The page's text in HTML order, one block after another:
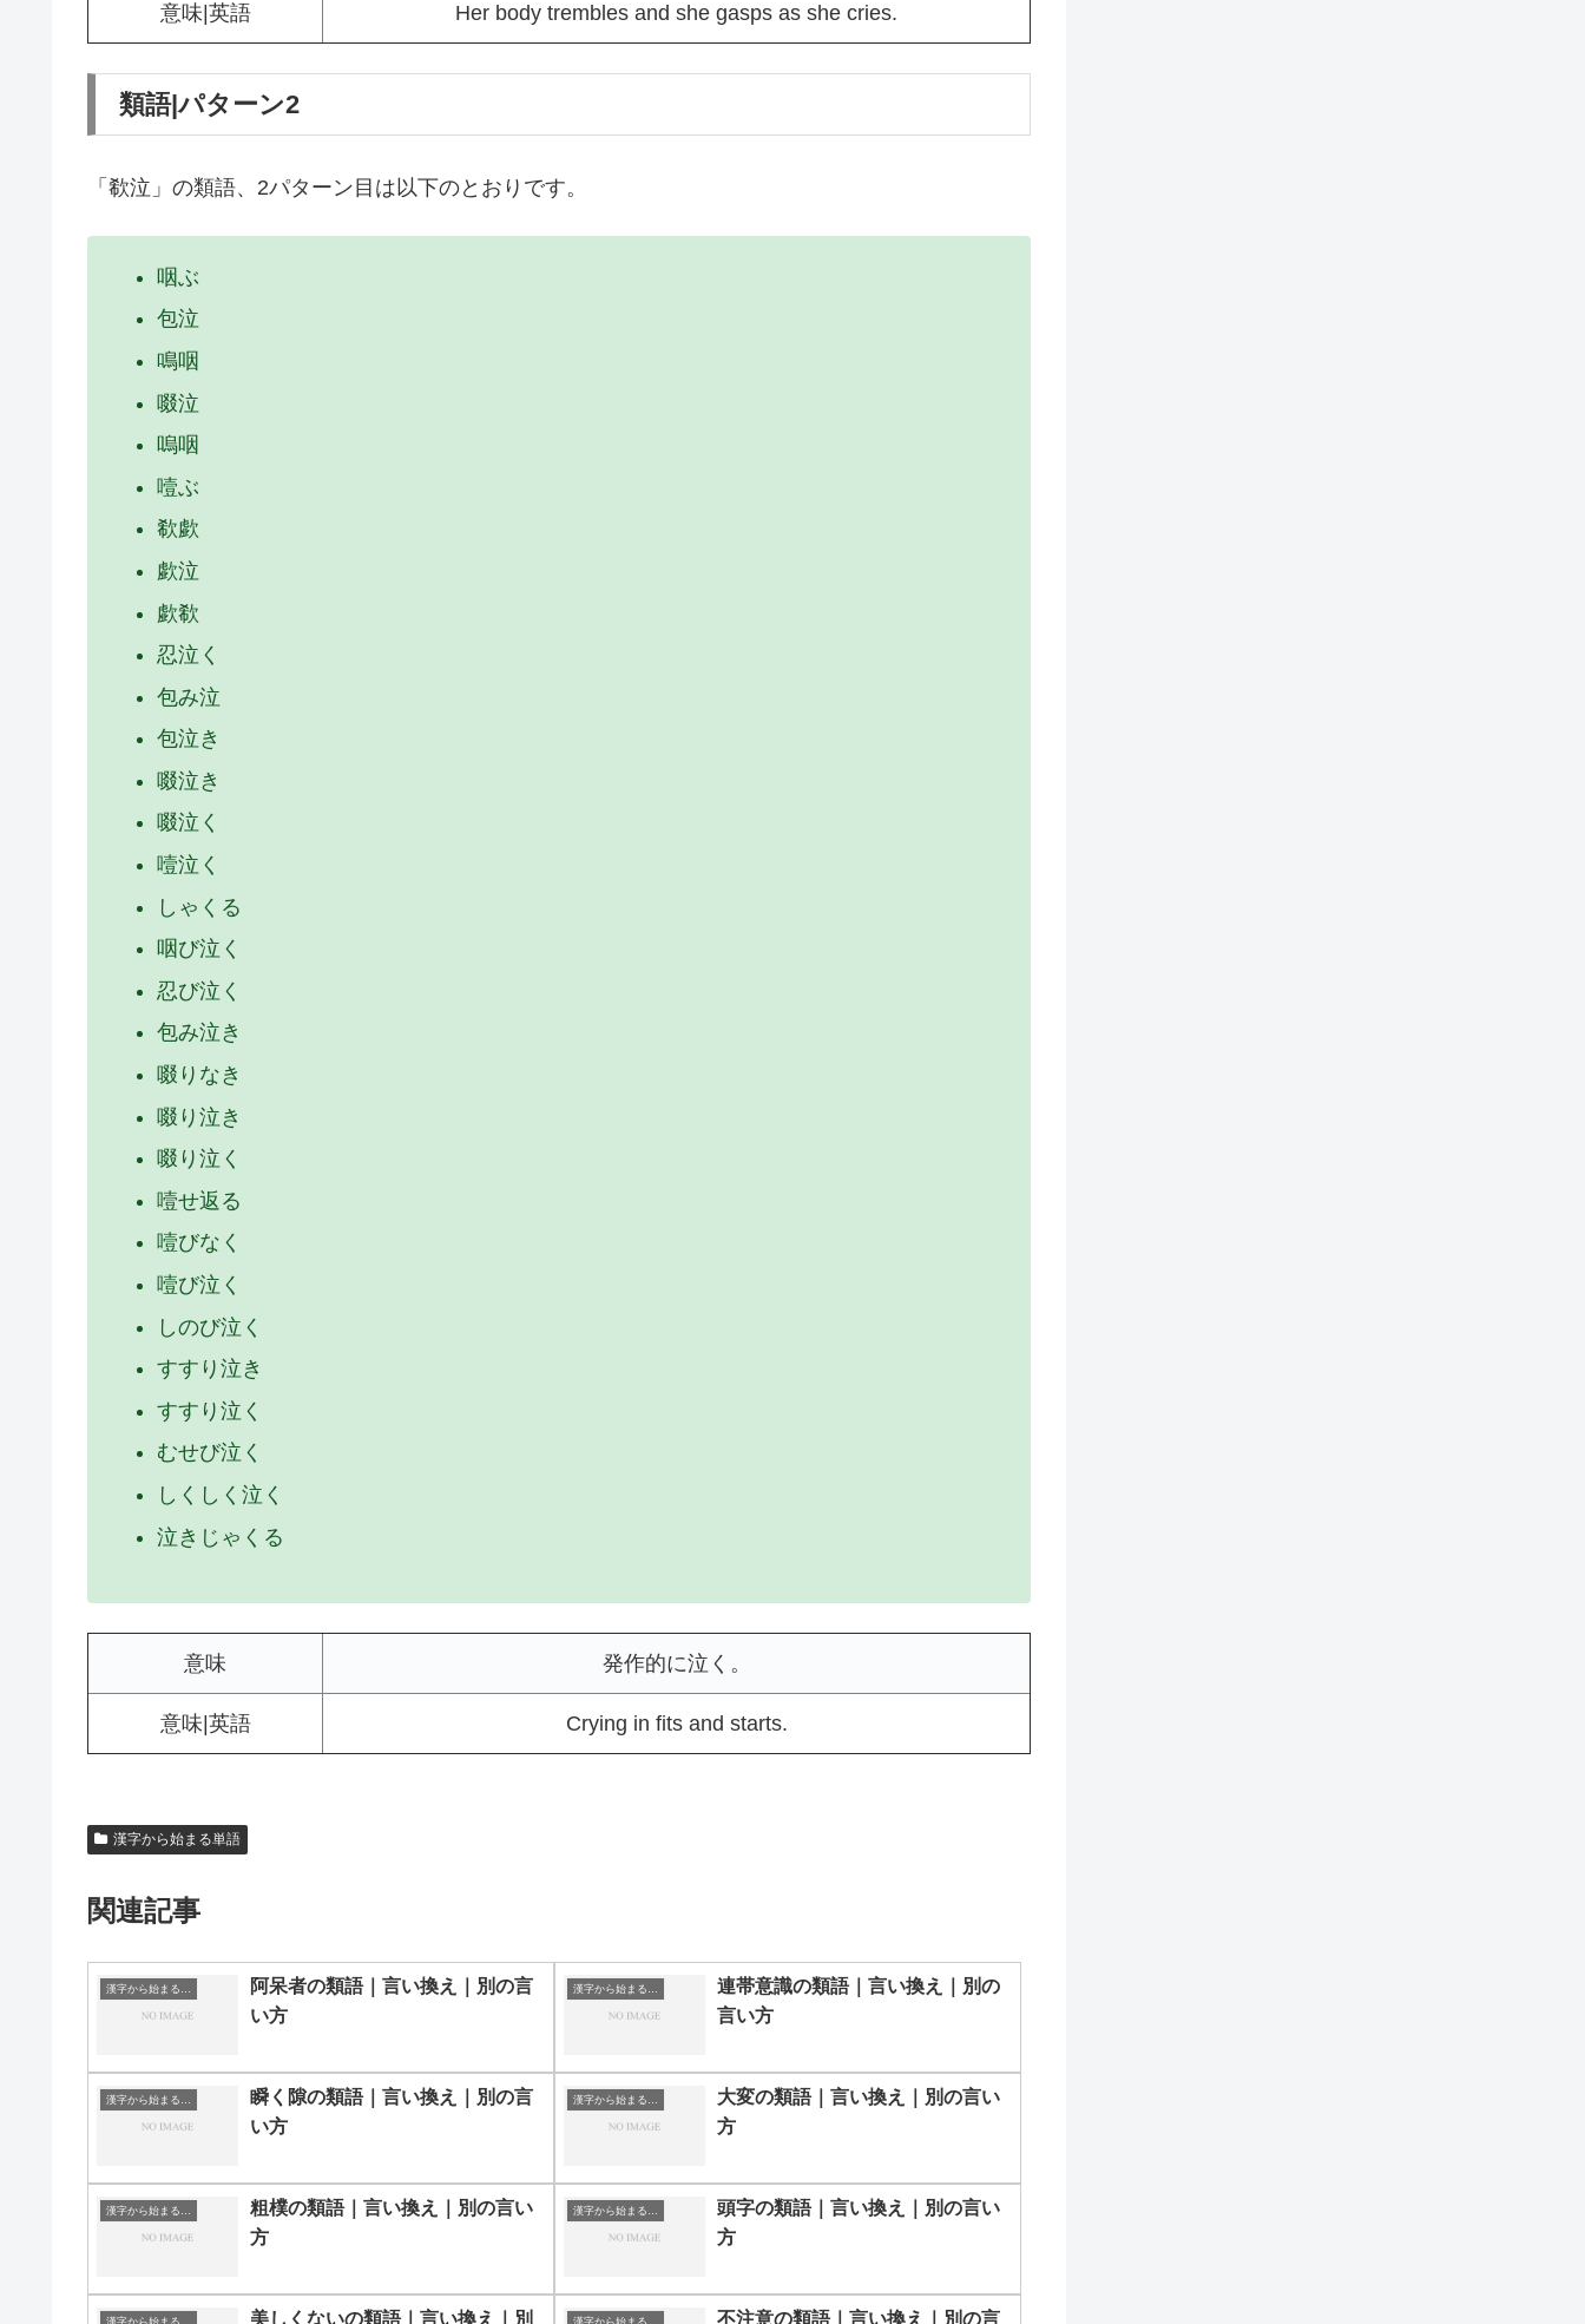
意味|英語 Her body trembles and she gasps as she cries.
類語|パターン2
「欷泣」の類語、2パターン目は以下のとおりです。
咽ぶ
包泣
鳴咽
啜泣
嗚咽
噎ぶ
欷歔
歔泣
歔欷
忍泣く
包み泣
包泣き
啜泣き
啜泣く
噎泣く
しゃくる
咽び泣く
忍び泣く
包み泣き
啜りなき
啜り泣き
啜り泣く
噎せ返る
噎びなく
噎び泣く
しのび泣く
すすり泣き
すすり泣く
むせび泣く
しくしく泣く
泣きじゃくる
意味 発作的に泣く。
意味|英語 Crying in fits and starts.
漢字から始まる単語
関連記事
漢字から始まる単語
阿呆者の類語｜言い換え｜別の言
い方
漢字から始まる単語
連帯意識の類語｜言い換え｜別の
言い方
漢字から始まる単語
瞬く隙の類語｜言い換え｜別の言
い方
漢字から始まる単語
大変の類語｜言い換え｜別の言い
方
漢字から始まる単語
粗樸の類語｜言い換え｜別の言い
方
漢字から始まる単語
頭字の類語｜言い換え｜別の言い
方
美しくないの類語｜言い換え｜別 不注意の類語｜言い換え｜別の言